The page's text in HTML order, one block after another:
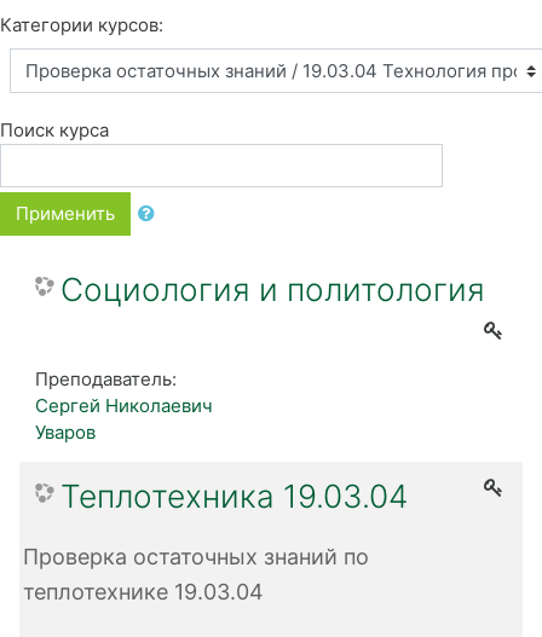
Категории курсов:
Поиск курса
Применить
Социология и политология
Преподаватель:
Сергей Николаевич
Уваров
Теплотехника 19.03.04
Проверка остаточных знаний по
теплотехнике 19.03.04